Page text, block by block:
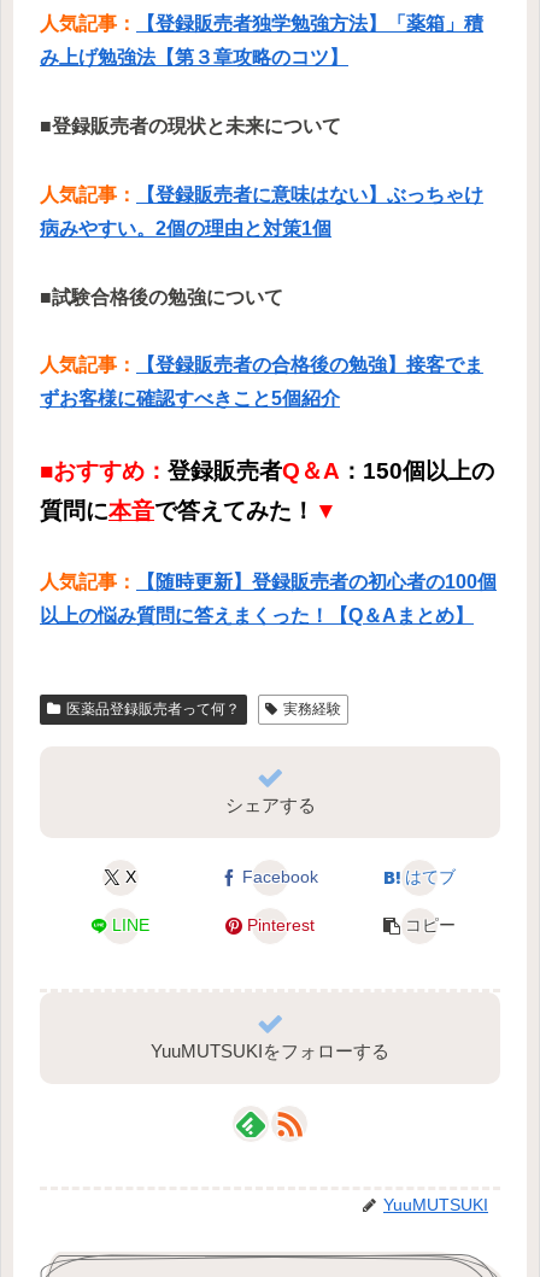
人気記事：
【登録販売者独学勉強方法】「薬箱」積
み上げ勉強法【第３章攻略のコツ】
■登録販売者の現状と未来について
人気記事：
【登録販売者に意味はない】ぶっちゃけ
病みやすい。2個の理由と対策1個
■試験合格後の勉強について
人気記事：
【登録販売者の合格後の勉強】接客でま
ずお客様に確認すべきこと5個紹介
■おすすめ： 登録販売者Q＆A ：150個以上の
質問に本音で答えてみた！ ▼
人気記事：
【随時更新】登録販売者の初心者の100個
以上の悩み質問に答えまくった！【Q＆Aまとめ】
医薬品登録販売者って何？ 実務経験
シェアする
X Facebook はてブ
LINE Pinterest コピー
YuuMUTSUKIをフォローする
YuuMUTSUKI